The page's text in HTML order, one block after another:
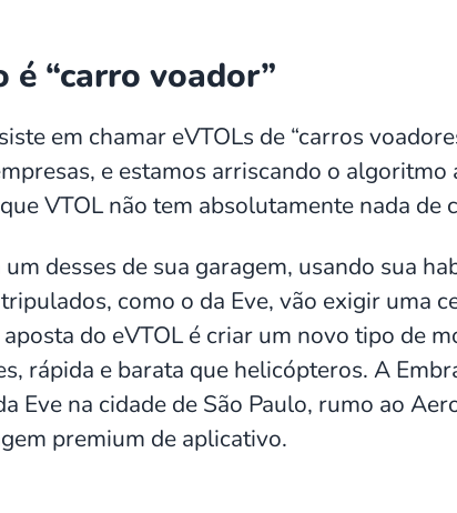
é “carro voador”
em chamar eVTOLs de “carros
e estamos arriscando o algoritmo
VTOL não tem absolutamente nada de
desses de sua garagem, usando sua
como o da Eve, vão exigir uma
do eVTOL é criar um novo tipo de
rápida e barata que helicópteros. A
Eve na cidade de São Paulo, rumo ao
premium de aplicativo.